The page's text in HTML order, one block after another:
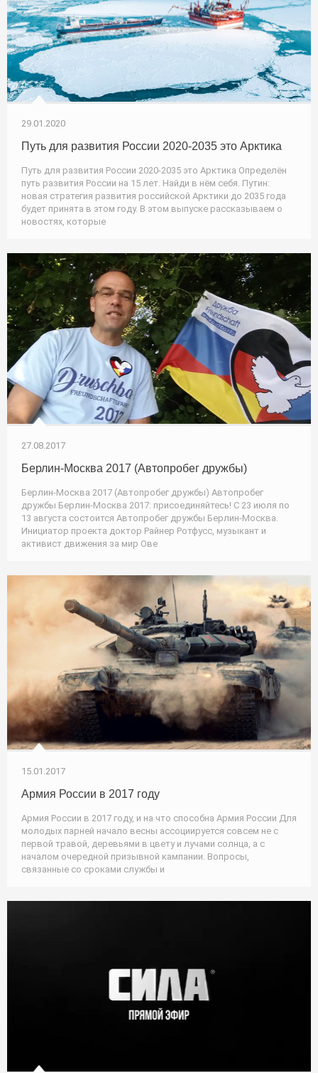
29.01.2020
Путь для развития России 2020-2035 это Арктика
Путь для развития России 2020-2035 это Арктика Определён
путь развития России на 15 лет. Найди в нём себя. Путин:
новая стратегия развития российской Арктики до 2035 года
будет принята в этом году. В этом выпуске рассказываем о
новостях, которые
27.08.2017
Берлин-Москва 2017 (Автопробег дружбы)
Берлин-Москва 2017 (Автопробег дружбы) Автопробег
дружбы Берлин-Москва 2017: присоединяйтесь! С 23 июля по
13 августа состоится Автопробег дружбы Берлин-Москва.
Инициатор проекта доктор Райнер Ротфусс, музыкант и
активист движения за мир Ове
15.01.2017
Армия России в 2017 году
Армия России в 2017 году, и на что способна Армия России Для
молодых парней начало весны ассоциируется совсем не с
первой травой, деревьями в цвету и лучами солнца, а с
началом очередной призывной кампании. Вопросы,
связанные со сроками службы и